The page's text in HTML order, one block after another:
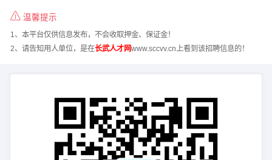
温馨提示
1、本平台仅供信息发布，不会收取押金、保证金！
2、请告知用人单位，是在长武人才网www.sccvv.cn上看到该招聘信息的！